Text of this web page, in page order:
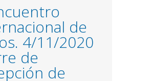
de
4/11/2020
de
de